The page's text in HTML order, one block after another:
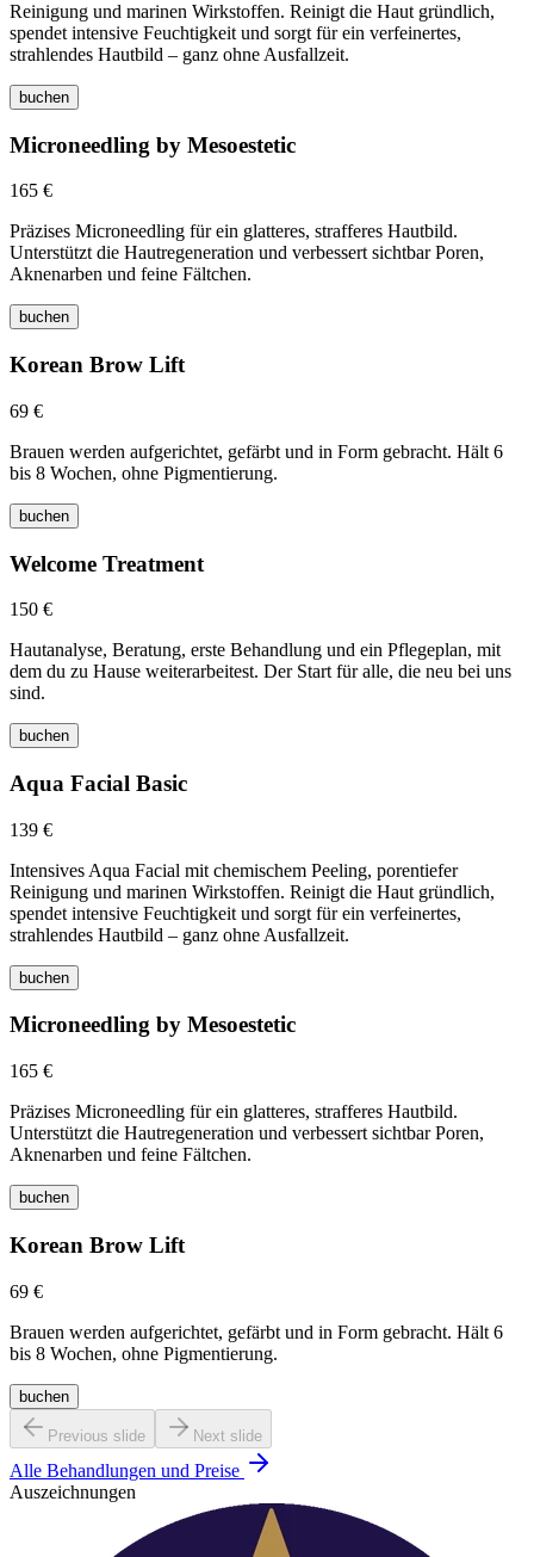
Reinigung und marinen Wirkstoffen. Reinigt die Haut gründlich,
spendet intensive Feuchtigkeit und sorgt für ein verfeinertes,
strahlendes Hautbild – ganz ohne Ausfallzeit.
buchen
Microneedling by Mesoestetic
165 €
Präzises Microneedling für ein glatteres, strafferes Hautbild.
Unterstützt die Hautregeneration und verbessert sichtbar Poren,
Aknenarben und feine Fältchen.
buchen
Korean Brow Lift
69 €
Brauen werden aufgerichtet, gefärbt und in Form gebracht. Hält 6
bis 8 Wochen, ohne Pigmentierung.
buchen
Welcome Treatment
150 €
Hautanalyse, Beratung, erste Behandlung und ein Pflegeplan, mit
dem du zu Hause weiterarbeitest. Der Start für alle, die neu bei uns
sind.
buchen
Aqua Facial Basic
139 €
Intensives Aqua Facial mit chemischem Peeling, porentiefer
Reinigung und marinen Wirkstoffen. Reinigt die Haut gründlich,
spendet intensive Feuchtigkeit und sorgt für ein verfeinertes,
strahlendes Hautbild – ganz ohne Ausfallzeit.
buchen
Microneedling by Mesoestetic
165 €
Präzises Microneedling für ein glatteres, strafferes Hautbild.
Unterstützt die Hautregeneration und verbessert sichtbar Poren,
Aknenarben und feine Fältchen.
buchen
Korean Brow Lift
69 €
Brauen werden aufgerichtet, gefärbt und in Form gebracht. Hält 6
bis 8 Wochen, ohne Pigmentierung.
buchen
Previous slide Next slide
Alle Behandlungen und Preise
Auszeichnungen